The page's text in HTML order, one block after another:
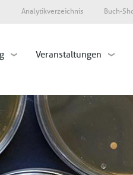
Analytikverzeichnis Buch-
Veranstaltungen